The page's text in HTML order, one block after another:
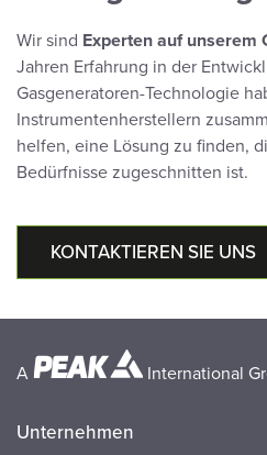
Wir sind Experten auf unserem
Jahren Erfahrung in der
Gasgeneratoren-Technologie
Instrumentenherstellern
helfen, eine Lösung zu finden,
Bedürfnisse zugeschnitten ist.
KONTAKTIEREN SIE UNS
A International
Unternehmen